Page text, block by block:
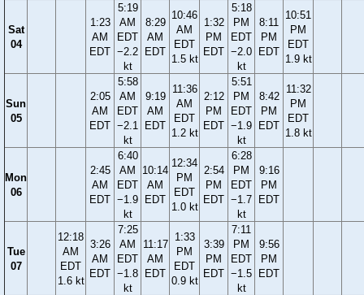
Sat
04
1:23
AM
EDT
5:19
AM
EDT
−2.2
kt
8:29
AM
EDT
10:46
AM
EDT
1.5 kt
1:32
PM
EDT
5:18
PM
EDT
−2.0
kt
8:11
PM
EDT
10:51
PM
EDT
1.9 kt
Sun
05
2:05
AM
EDT
5:58
AM
EDT
−2.1
kt
9:19
AM
EDT
11:36
AM
EDT
1.2 kt
2:12
PM
EDT
5:51
PM
EDT
−1.9
kt
8:42
PM
EDT
11:32
PM
EDT
1.8 kt
Mon
06
2:45
AM
EDT
6:40
AM
EDT
−1.9
kt
10:14
AM
EDT
12:34
PM
EDT
1.0 kt
2:54
PM
EDT
6:28
PM
EDT
−1.7
kt
9:16
PM
EDT
Tue
07
12:18
AM
EDT
1.6 kt
3:26
AM
EDT
7:25
AM
EDT
−1.8
kt
11:17
AM
EDT
1:33
PM
EDT
0.9 kt
3:39
PM
EDT
7:11
PM
EDT
−1.5
kt
9:56
PM
EDT